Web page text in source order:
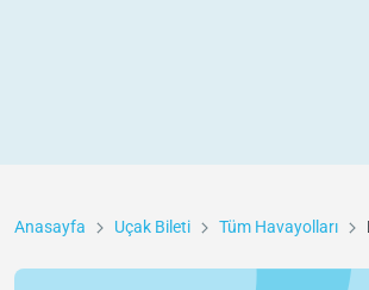
Anasayfa Uçak Bileti Tüm Havayolları